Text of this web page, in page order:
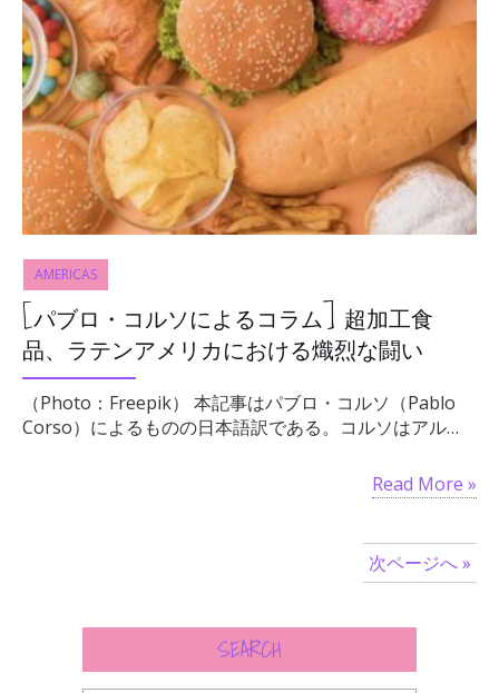
AMERICAS
[パブロ・コルソによるコラム] 超加工食
品、ラテンアメリカにおける熾烈な闘い
（Photo：Freepik） 本記事はパブロ・コルソ（Pablo
Corso）によるものの日本語訳である。コルソはアル…
Read More »
次ページへ »
SEARCH